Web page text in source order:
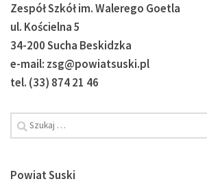
Zespół Szkół im. Walerego Goetla
ul. Kościelna 5
34-200 Sucha Beskidzka
e-mail: zsg@powiatsuski.pl
tel. (33) 874 21 46
Szukaj:
Powiat Suski